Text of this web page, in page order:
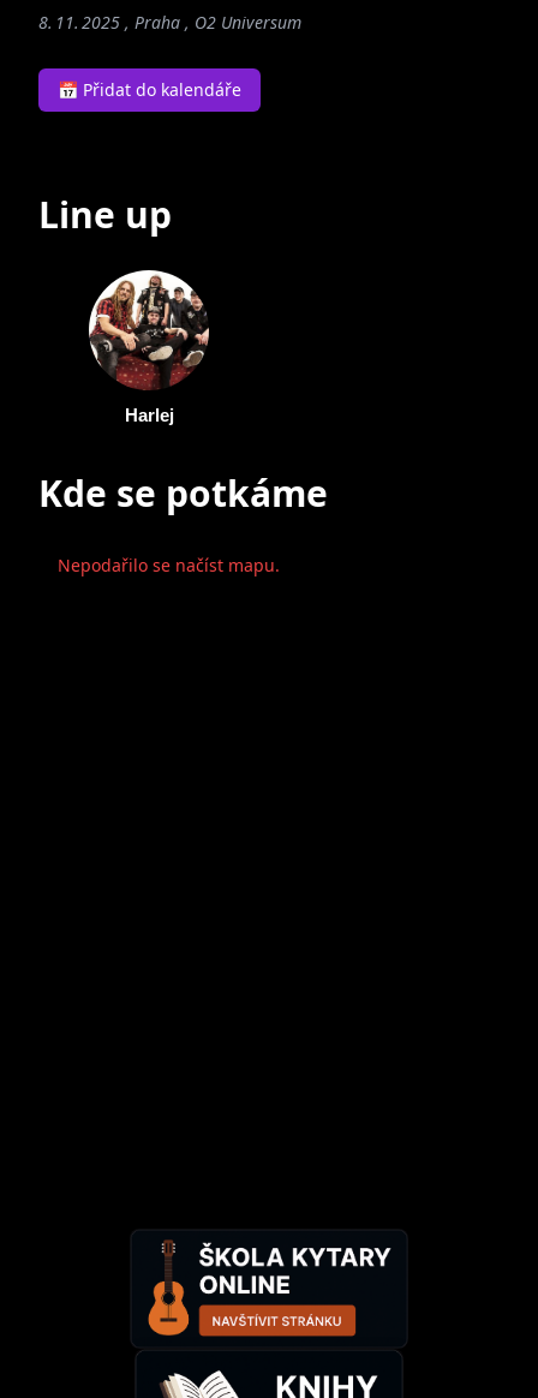
8. 11. 2025 , Praha , O2 Universum
📅 Přidat do kalendáře
Line up
Harlej
Kde se potkáme
Nepodařilo se načíst mapu.